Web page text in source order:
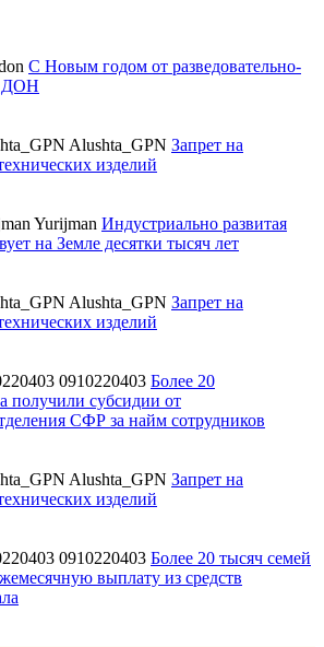
С Новым годом от разведовательно-
ДОН
Alushta_GPN Запрет на
изделий
Yurijman Индустриально развитая
на Земле десятки тысяч лет
Alushta_GPN Запрет на
изделий
0910220403 Более 20
получили субсидии от
СФР за найм сотрудников
Alushta_GPN Запрет на
изделий
0910220403 Более 20 тысяч семей
выплату из средств